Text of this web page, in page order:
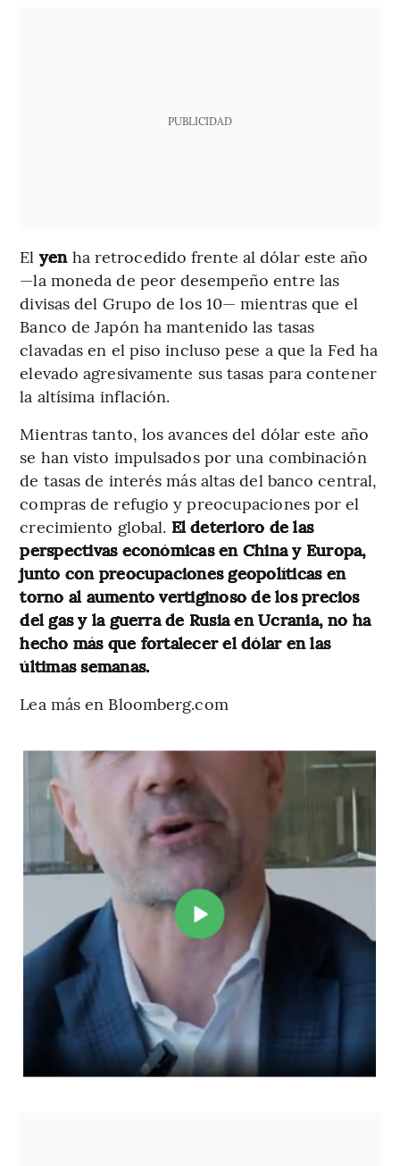
PUBLICIDAD
El yen ha retrocedido frente al dólar este año
—la moneda de peor desempeño entre las
divisas del Grupo de los 10— mientras que el
Banco de Japón ha mantenido las tasas
clavadas en el piso incluso pese a que la Fed ha
elevado agresivamente sus tasas para contener
la altísima inflación.
Mientras tanto, los avances del dólar este año
se han visto impulsados por una combinación
de tasas de interés más altas del banco central,
compras de refugio y preocupaciones por el
crecimiento global. El deterioro de las
perspectivas económicas en China y Europa,
junto con preocupaciones geopolíticas en
torno al aumento vertiginoso de los precios
del gas y la guerra de Rusia en Ucrania, no ha
hecho más que fortalecer el dólar en las
últimas semanas.
Lea más en Bloomberg.com